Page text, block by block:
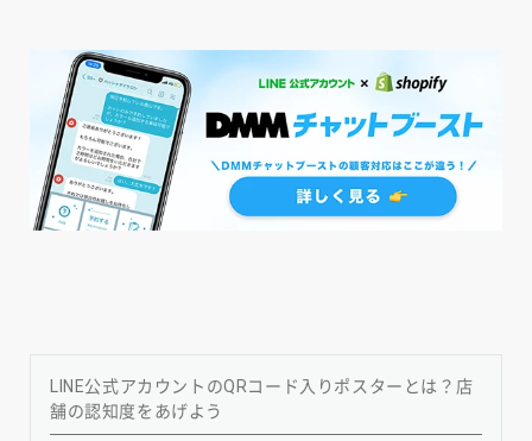
LINE公式アカウントのQRコード入りポスターとは？店
舗の認知度をあげよう